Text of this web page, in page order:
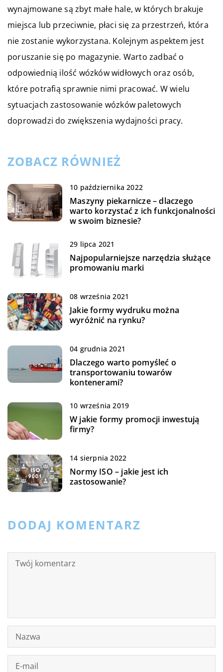
wynajmowane są zbyt małe hale, w których brakuje
miejsca lub przeciwnie, płaci się za przestrzeń, która
nie zostanie wykorzystana. Kolejnym aspektem jest
poruszanie się po magazynie. Warto zadbać o
odpowiednią ilość wózków widłowych oraz osób,
które potrafią sprawnie nimi pracować. W wielu
sytuacjach zastosowanie wózków paletowych
doprowadzi do zwiększenia wydajności pracy.
ZOBACZ RÓWNIEŻ
10 października 2022
Maszyny piekarnicze – dlaczego
warto korzystać z ich funkcjonalności
w swoim biznesie?
29 lipca 2021
Najpopularniejsze narzędzia służące
promowaniu marki
08 września 2021
Jakie formy wydruku można
wyróżnić na rynku?
04 grudnia 2021
Dlaczego warto pomyśleć o
transportowaniu towarów
kontenerami?
10 września 2019
W jakie formy promocji inwestują
firmy?
14 sierpnia 2022
Normy ISO – jakie jest ich
zastosowanie?
DODAJ KOMENTARZ